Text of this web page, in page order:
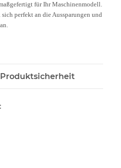
für Ihr Maschinenmodell.
perfekt an die Aussparungen und